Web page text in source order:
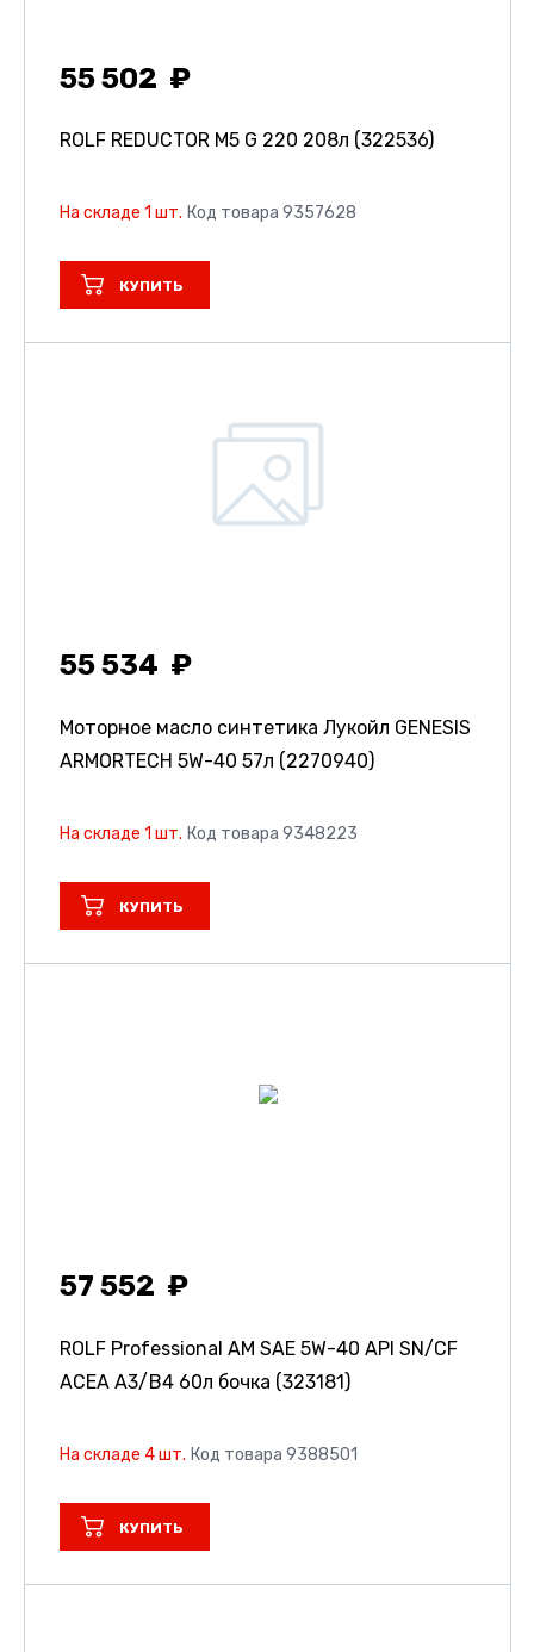
55 502
ROLF REDUCTOR M5 G 220 208л (322536)
На складе 1 шт. Код товара 9357628
КУПИТЬ
55 534
Моторное масло синтетика Лукойл GENESIS
ARMORTECH 5W-40 57л (2270940)
На складе 1 шт. Код товара 9348223
КУПИТЬ
57 552
ROLF Professional АМ SAE 5W-40 API SN/CF
ACEA A3/B4 60л бочка (323181)
На складе 4 шт. Код товара 9388501
КУПИТЬ